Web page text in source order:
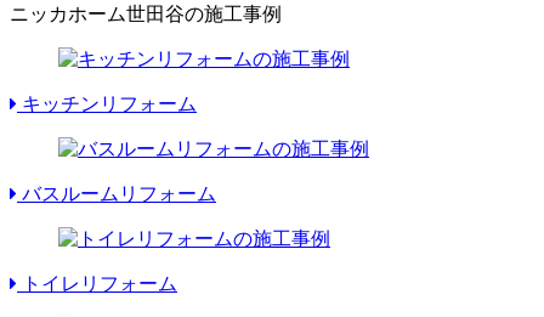
ニッカホーム世田谷の施工事例
キッチンリフォーム
バスルームリフォーム
トイレリフォーム